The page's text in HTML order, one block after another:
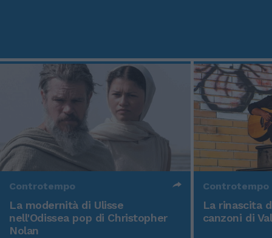
Controtempo
La modernità di Ulisse
nell'Odissea pop di Christopher
Nolan
Controtempo
La rinascita
canzoni di